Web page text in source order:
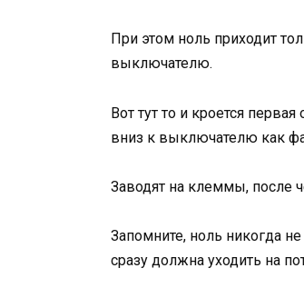
При этом ноль приходит
выключателю.
Вот тут то и кроется
вниз к выключателю как
Заводят на клеммы, после
Запомните, ноль никогда
сразу должна уходить на